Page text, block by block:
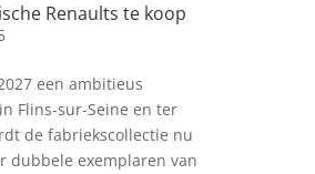
Renaults te koop
een ambitieus
Flins-sur-Seine en ter
de fabriekscollectie nu
dubbele exemplaren van